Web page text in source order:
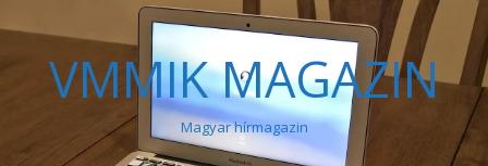
VMMIK MAGAZIN
Magyar hírmagazin